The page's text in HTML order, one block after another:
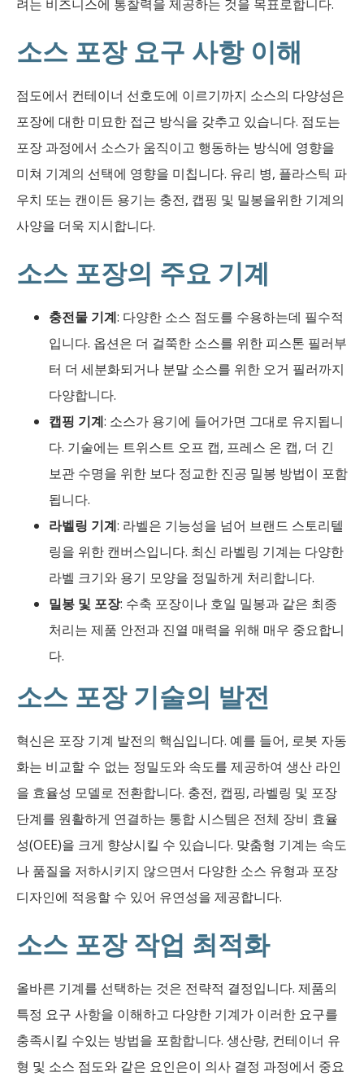
려는 비즈니스에 통찰력을 제공하는 것을 목표로합니다.
소스 포장 요구 사항 이해
점도에서 컨테이너 선호도에 이르기까지 소스의 다양성은
포장에 대한 미묘한 접근 방식을 갖추고 있습니다. 점도는
포장 과정에서 소스가 움직이고 행동하는 방식에 영향을
미쳐 기계의 선택에 영향을 미칩니다. 유리 병, 플라스틱 파
우치 또는 캔이든 용기는 충전, 캡핑 및 밀봉을위한 기계의
사양을 더욱 지시합니다.
소스 포장의 주요 기계
충전물 기계: 다양한 소스 점도를 수용하는데 필수적
입니다. 옵션은 더 걸쭉한 소스를 위한 피스톤 필러부
터 더 세분화되거나 분말 소스를 위한 오거 필러까지
다양합니다.
캡핑 기계: 소스가 용기에 들어가면 그대로 유지됩니
다. 기술에는 트위스트 오프 캡, 프레스 온 캡, 더 긴
보관 수명을 위한 보다 정교한 진공 밀봉 방법이 포함
됩니다.
라벨링 기계: 라벨은 기능성을 넘어 브랜드 스토리텔
링을 위한 캔버스입니다. 최신 라벨링 기계는 다양한
라벨 크기와 용기 모양을 정밀하게 처리합니다.
밀봉 및 포장: 수축 포장이나 호일 밀봉과 같은 최종
처리는 제품 안전과 진열 매력을 위해 매우 중요합니
다.
소스 포장 기술의 발전
혁신은 포장 기계 발전의 핵심입니다. 예를 들어, 로봇 자동
화는 비교할 수 없는 정밀도와 속도를 제공하여 생산 라인
을 효율성 모델로 전환합니다. 충전, 캡핑, 라벨링 및 포장
단계를 원활하게 연결하는 통합 시스템은 전체 장비 효율
성(OEE)을 크게 향상시킬 수 있습니다. 맞춤형 기계는 속도
나 품질을 저하시키지 않으면서 다양한 소스 유형과 포장
디자인에 적응할 수 있어 유연성을 제공합니다.
소스 포장 작업 최적화
올바른 기계를 선택하는 것은 전략적 결정입니다. 제품의
특정 요구 사항을 이해하고 다양한 기계가 이러한 요구를
충족시킬 수있는 방법을 포함합니다. 생산량, 컨테이너 유
형 및 소스 점도와 같은 요인은이 의사 결정 과정에서 중요